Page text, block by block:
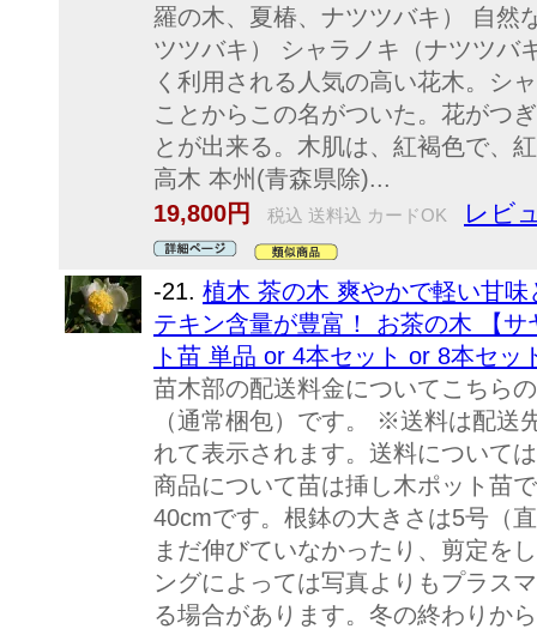
羅の木、夏椿、ナツツバキ） 自然
ツツバキ） シャラノキ（ナツツバ
く利用される人気の高い花木。シ
ことからこの名がついた。花がつ
とが出来る。木肌は、紅褐色で、
高木 本州(青森県除)...
19,800円
税込 送料込 カードOK レビ
-21. 植木 茶の木 爽やかで軽い甘
テキン含量が豊富！ お茶の木 【
ト苗 単品 or 4本セット or 8本セ
苗木部の配送料金についてこちら
（通常梱包）です。 ※送料は配送
れて表示されます。送料について
商品について苗は挿し木ポット苗
40cmです。根鉢の大きさは5号（
まだ伸びていなかったり、剪定を
ングによっては写真よりもプラス
る場合があります。冬の終わりか